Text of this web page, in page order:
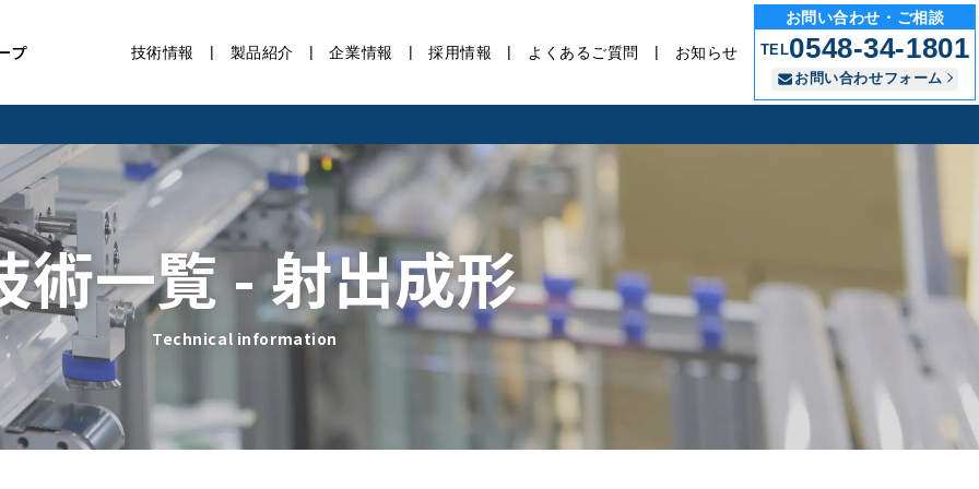
プ 技術情報 製品紹介 企業情報 採用情報 よくあるご質問 お知らせ
お問い合わせ・ご相談
TEL0548-34-1801
お問い合わせフォーム
術一覧- 射出成形
Technical information